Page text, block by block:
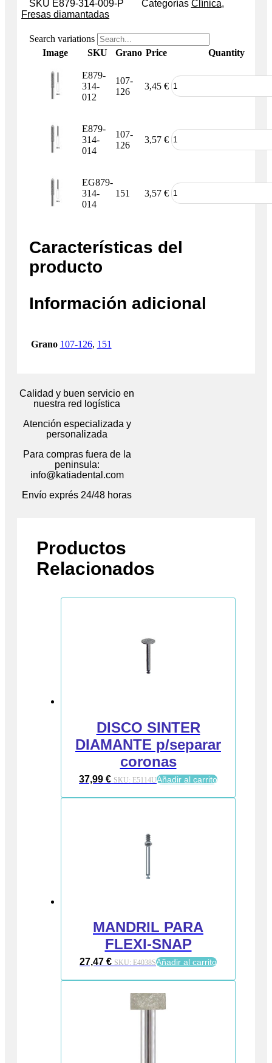
SKU E879-314-009-P Categorías Clínica,
Fresas diamantadas
Search variations
Image
SKU Grano Price Quantity
E879-
314-
012
107-
126
3,45 €
E879-
314-
014
107-
126
3,57 €
EG879-
314-
014
151 3,57 €
Características del
producto
Información adicional
Grano 107-126, 151
Calidad y buen servicio en
nuestra red logística
Atención especializada y
personalizada
Para compras fuera de la
peninsula:
info@katiadental.com
Envío exprés 24/48 horas
Productos
Relacionados
DISCO SINTER
DIAMANTE p/separar
coronas
37,99 € SKU: E5114UAñadir al carrito
MANDRIL PARA
FLEXI-SNAP
27,47 € SKU: E4038SAñadir al carrito